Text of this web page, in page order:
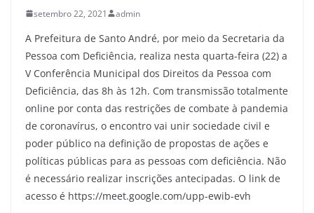
setembro 22, 2021 admin
A Prefeitura de Santo André, por meio da Secretaria da
Pessoa com Deficiência, realiza nesta quarta-feira (22) a
V Conferência Municipal dos Direitos da Pessoa com
Deficiência, das 8h às 12h. Com transmissão totalmente
online por conta das restrições de combate à pandemia
de coronavírus, o encontro vai unir sociedade civil e
poder público na definição de propostas de ações e
políticas públicas para as pessoas com deficiência. Não
é necessário realizar inscrições antecipadas. O link de
acesso é https://meet.google.com/upp-ewib-evh